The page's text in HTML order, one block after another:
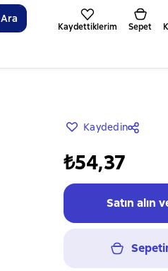
Ara
Kaydettiklerim Sepet
Kaydedin
₺54,37
Satın alın